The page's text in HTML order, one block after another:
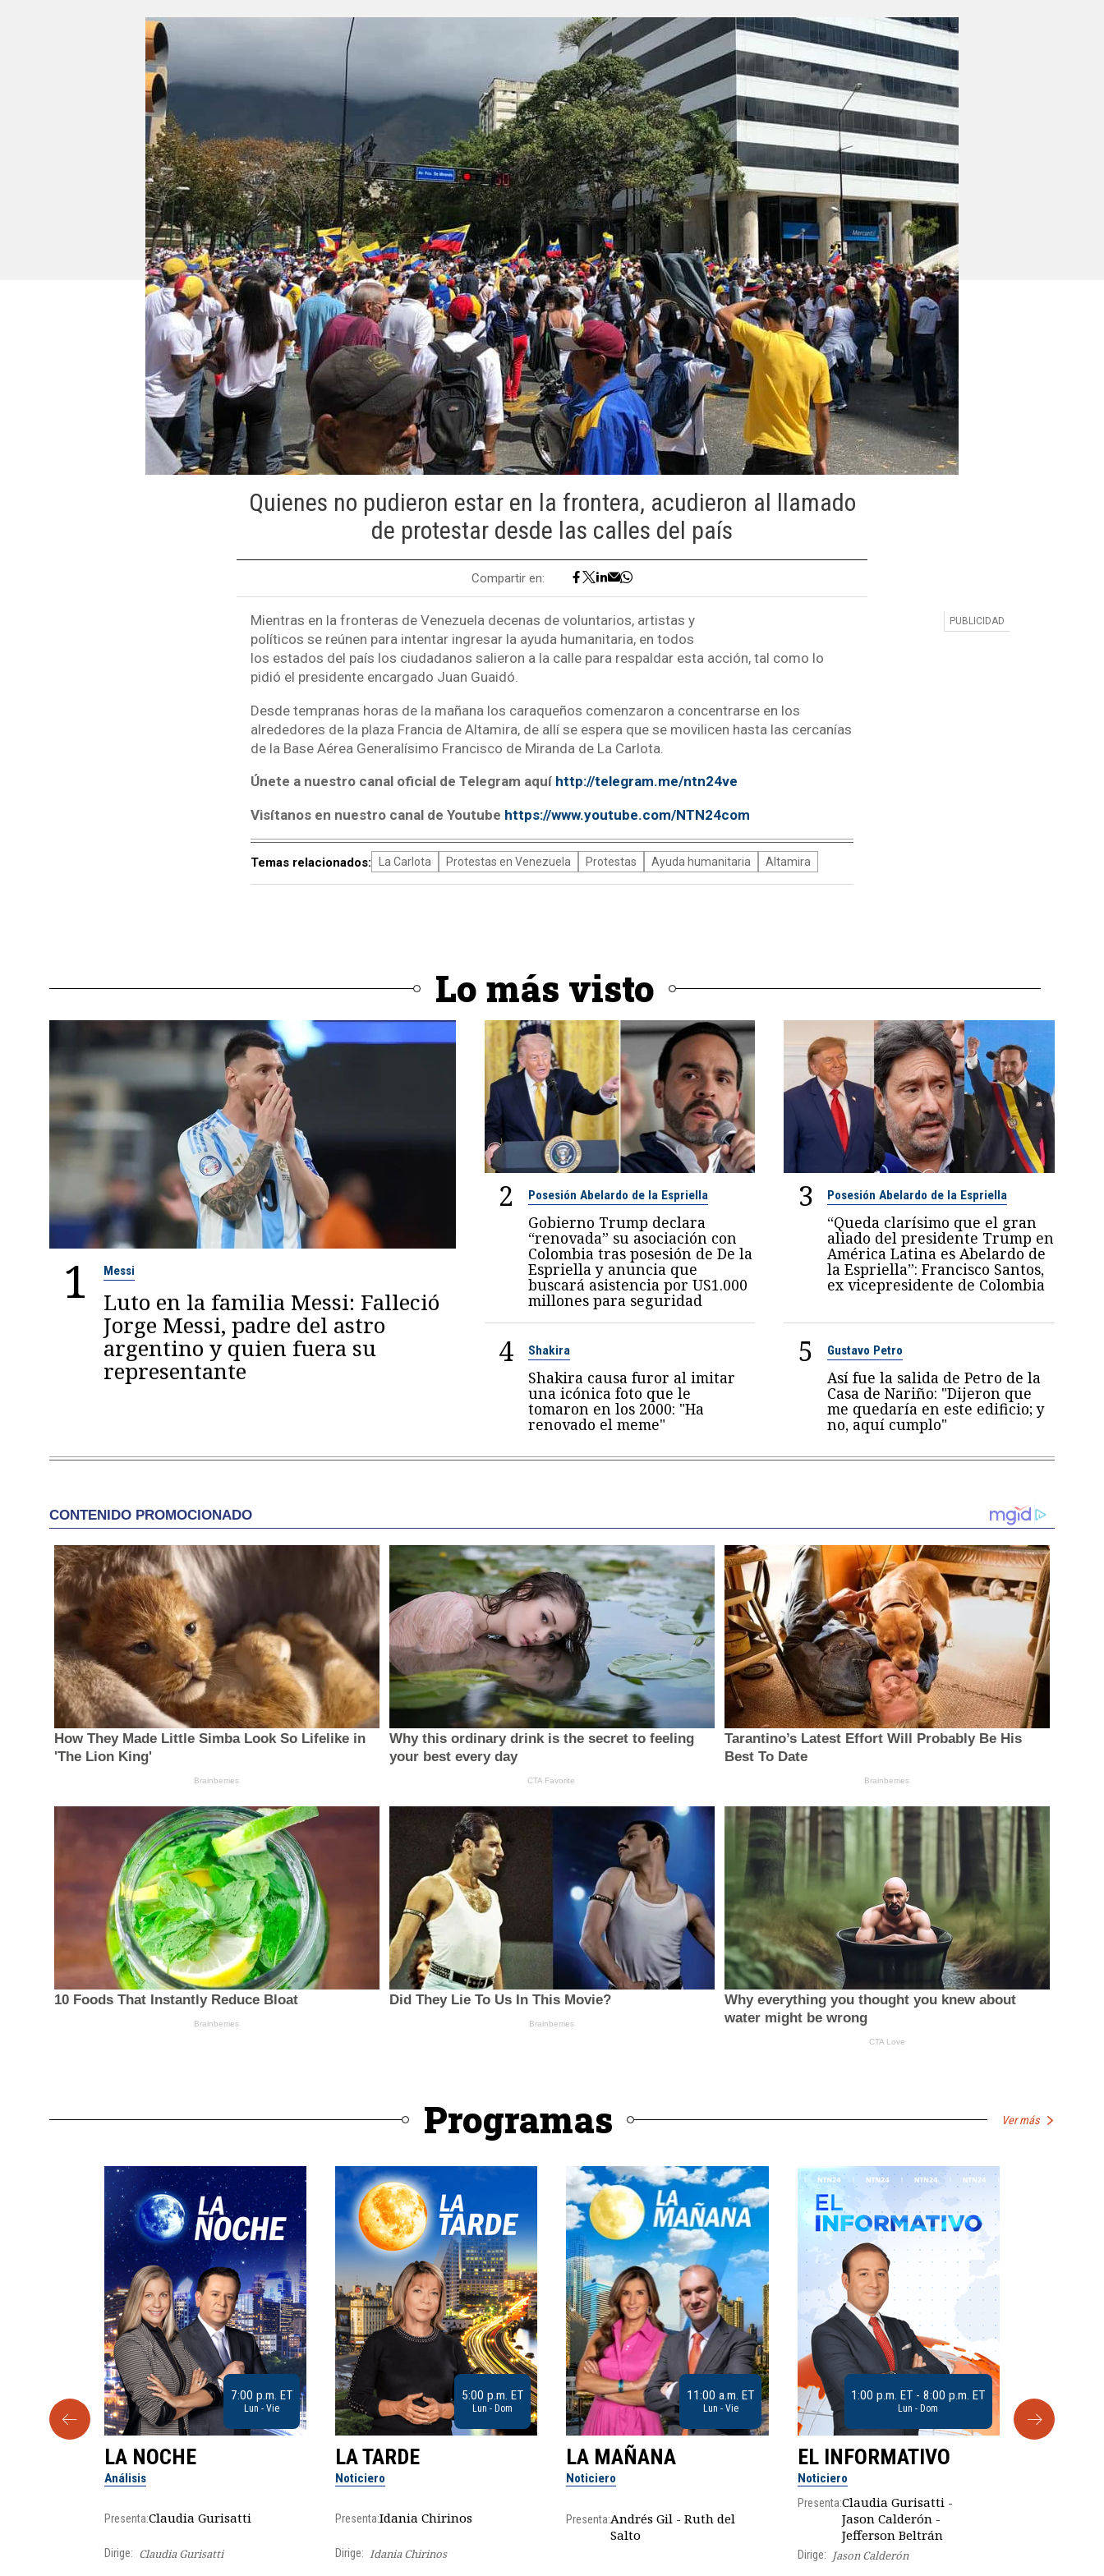
Quienes no pudieron estar en la frontera, acudieron al llamado
de protestar desde las calles del país
Compartir en:
Mientras en la fronteras de Venezuela decenas de voluntarios, artistas y
políticos se reúnen para intentar ingresar la ayuda humanitaria, en todos
los estados del país los ciudadanos salieron a la calle para respaldar esta acción, tal como lo
pidió el presidente encargado Juan Guaidó.
Desde tempranas horas de la mañana los caraqueños comenzaron a concentrarse en los
alrededores de la plaza Francia de Altamira, de allí se espera que se movilicen hasta las cercanías
de la Base Aérea Generalísimo Francisco de Miranda de La Carlota.
Únete a nuestro canal oficial de Telegram aquí http://telegram.me/ntn24ve
Visítanos en nuestro canal de Youtube https://www.youtube.com/NTN24com
Temas relacionados: La Carlota Protestas en Venezuela Protestas Ayuda humanitaria Altamira
Lo más visto
1 Messi
Luto en la familia Messi: Falleció
Jorge Messi, padre del astro
argentino y quien fuera su
representante
2 Posesión Abelardo de la Espriella
Gobierno Trump declara
“renovada” su asociación con
Colombia tras posesión de De la
Espriella y anuncia que
buscará asistencia por US1.000
millones para seguridad
3 Posesión Abelardo de la Espriella
“Queda clarísimo que el gran
aliado del presidente Trump en
América Latina es Abelardo de
la Espriella”: Francisco Santos,
ex vicepresidente de Colombia
4 Shakira
Shakira causa furor al imitar
una icónica foto que le
tomaron en los 2000: "Ha
renovado el meme"
5 Gustavo Petro
Así fue la salida de Petro de la
Casa de Nariño: "Dijeron que
me quedaría en este edificio; y
no, aquí cumplo"
Programas Ver más
7:00 p.m. ET
Lun - Vie
LA NOCHE
Análisis
Presenta:Claudia Gurisatti
Dirige: Claudia Gurisatti
5:00 p.m. ET
Lun - Dom
LA TARDE
Noticiero
Presenta:Idania Chirinos
Dirige: Idania Chirinos
11:00 a.m. ET
Lun - Vie
LA MAÑANA
Noticiero
Presenta:Andrés Gil - Ruth del
Salto
1:00 p.m. ET - 8:00 p.m. ET
Lun - Dom
EL INFORMATIVO
Noticiero
Presenta:Claudia Gurisatti -
Jason Calderón -
Jefferson Beltrán
Dirige: Jason Calderón